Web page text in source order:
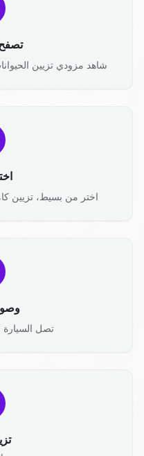
شاهد مزودي تزيين
اختر من بسيط، تزيين
تصل السيارة